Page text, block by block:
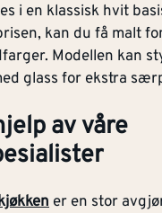
i en klassisk hvit
kan du få malt
Modellen kan
glass for ekstra
av våre
er en stor